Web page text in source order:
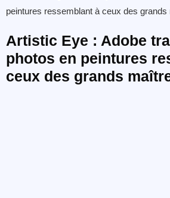
peintures ressemblant à ceux des grands
Artistic Eye : Adobe
photos en peintures
ceux des grands